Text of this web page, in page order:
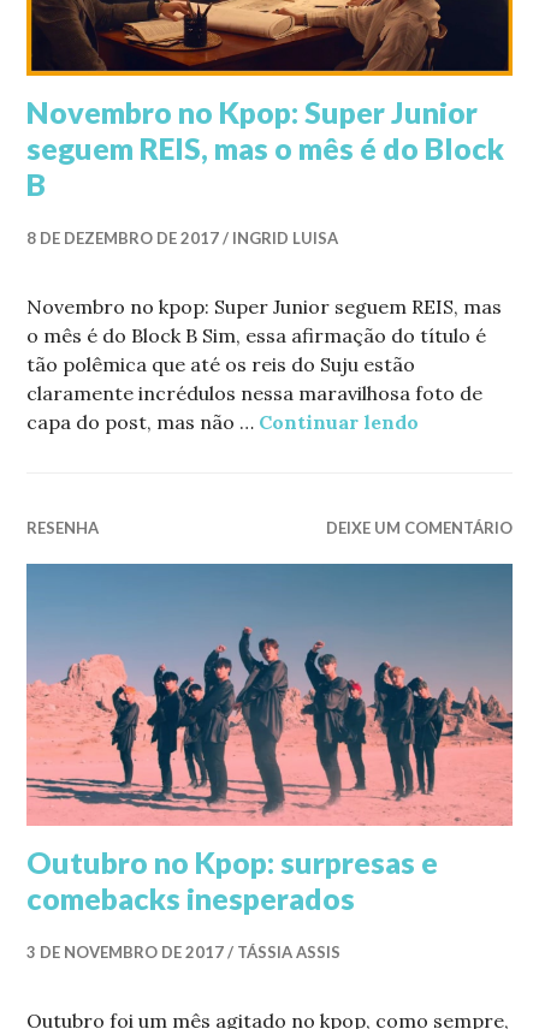
Novembro no Kpop: Super Junior
seguem REIS, mas o mês é do Block
B
8 DE DEZEMBRO DE 2017 INGRID LUISA
Novembro no kpop: Super Junior seguem REIS, mas
o mês é do Block B Sim, essa afirmação do título é
tão polêmica que até os reis do Suju estão
claramente incrédulos nessa maravilhosa foto de
capa do post, mas não … Continuar lendo
RESENHA DEIXE UM COMENTÁRIO
Outubro no Kpop: surpresas e
comebacks inesperados
3 DE NOVEMBRO DE 2017 TÁSSIA ASSIS
Outubro foi um mês agitado no kpop, como sempre,